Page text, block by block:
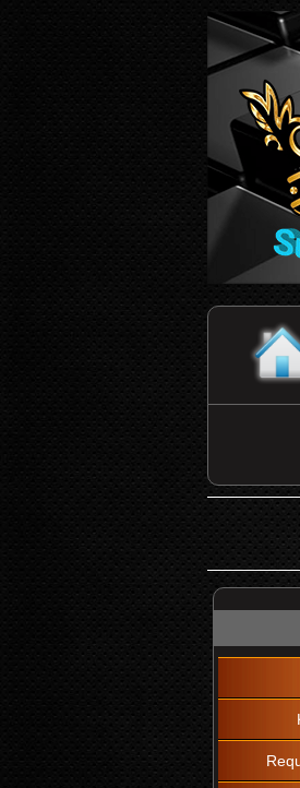
TIDAK